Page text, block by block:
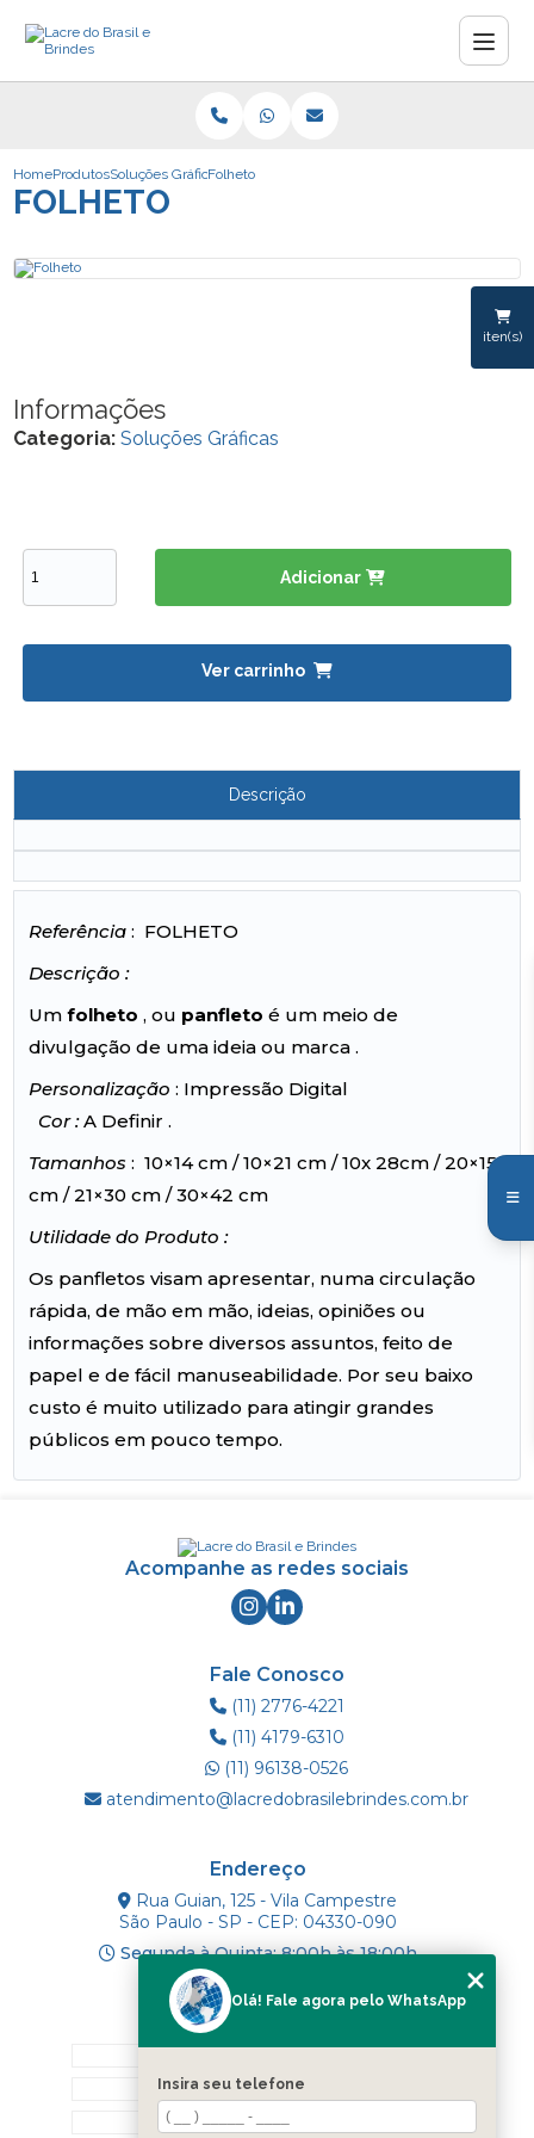
iten(s)
HomeProdutosSoluções GráficasFolheto
FOLHETO
Informações
Categoria: Soluções Gráficas
Adicionar
Ver carrinho
Descrição
Referência : FOLHETO
Descrição :
Umfolheto , ou panfleto é um meio de
divulgação de uma ideia ou marca .
Personalização: Impressão Digital
Cor :A Definir .
Tamanhos: 10×14 cm / 10×21 cm / 10x 28cm / 20×15
cm / 21×30 cm / 30×42 cm
Utilidade do Produto :
Os panfletos visam apresentar, numa circulação
rápida, de mão em mão, ideias, opiniões ou
informações sobre diversos assuntos, feito de
papel e de fácil manuseabilidade. Por seu baixo
custo é muito utilizado para atingir grandes
públicos em pouco tempo.
Acompanhe as redes sociais
Fale Conosco
(11) 2776-4221
(11) 4179-6310
(11) 96138-0526
atendimento@lacredobrasilebrindes.com.br
Endereço
Rua Guian, 125 - Vila Campestre
São Paulo - SP - CEP: 04330-090
Segunda à Quinta: 8:00h às 18:00h
Mapa do Site
SOBRE NÓS
PRODUTOS
Olá! Fale agora pelo WhatsApp
Insira seu telefone